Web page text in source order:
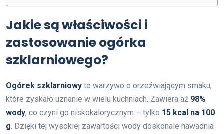
Jakie są właściwości i
zastosowanie ogórka
szklarniowego?
Ogórek szklarniowy to warzywo o orzeźwiającym smaku,
które zyskało uznanie w wielu kuchniach. Zawiera aż 98%
wody, co czyni go niskokalorycznym – tylko 15 kcal na 100
g. Dzięki tej wysokiej zawartości wody doskonale nawadnia